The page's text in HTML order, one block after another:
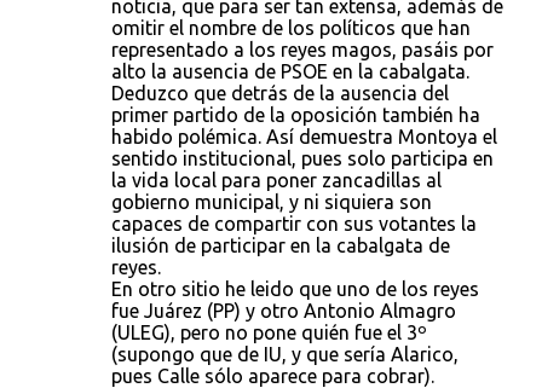
noticia, que para ser tan extensa, además de
omitir el nombre de los políticos que han
representado a los reyes magos, pasáis por
alto la ausencia de PSOE en la cabalgata.
Deduzco que detrás de la ausencia del
primer partido de la oposición también ha
habido polémica. Así demuestra Montoya el
sentido institucional, pues solo participa en
la vida local para poner zancadillas al
gobierno municipal, y ni siquiera son
capaces de compartir con sus votantes la
ilusión de participar en la cabalgata de
reyes.
En otro sitio he leido que uno de los reyes
fue Juárez (PP) y otro Antonio Almagro
(ULEG), pero no pone quién fue el 3º
(supongo que de IU, y que sería Alarico,
pues Calle sólo aparece para cobrar).